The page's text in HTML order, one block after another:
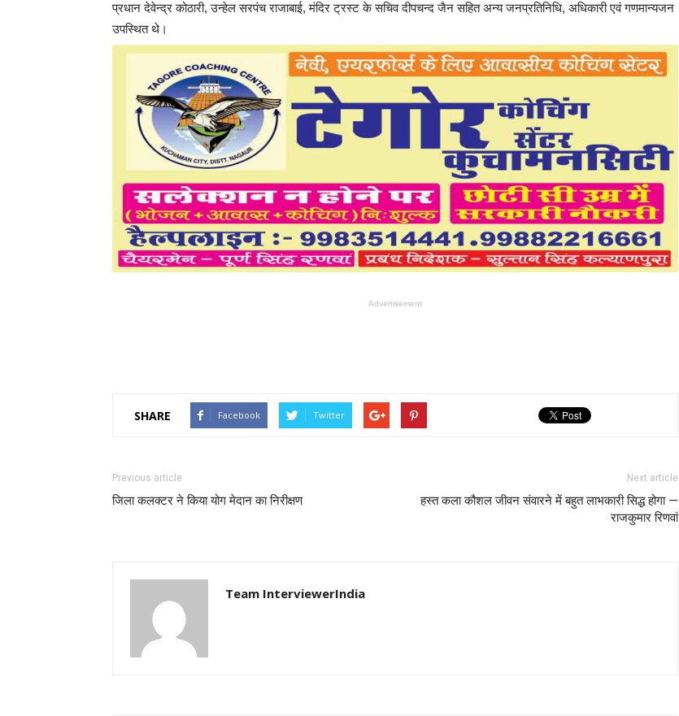
प्रधान देवेन्द्र कोठारी, उन्हेल सरपंच राजाबाई, मंदिर ट्रस्ट के सचिव दीपचन्द जैन सहित अन्य जनप्रतिनिधि, अधिकारी एवं गणमान्यजन
उपस्थित थे।
Advertisement
SHARE Facebook Twitter
Previous article
जिला कलक्टर ने किया योग मेदान का निरीक्षण
Next article
हस्त कला कौशल जीवन संवारने में बहुत लाभकारी सिद्ध होगा —
राजकुमार रिणवां
Team InterviewerIndia